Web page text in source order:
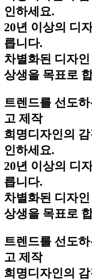
인하세요.
20년 이상의 디
릅니다.
차별화된 디자
상생을 목표로
트렌드를 선도
고 제작
희명디자인의
인하세요.
20년 이상의 디
릅니다.
차별화된 디자
상생을 목표로
트렌드를 선도
고 제작
희명디자인의